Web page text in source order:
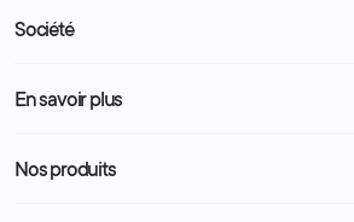
Société
Livraison et retour colis
Demande de devis
En savoir plus
Programme Fidélité
Nos produits